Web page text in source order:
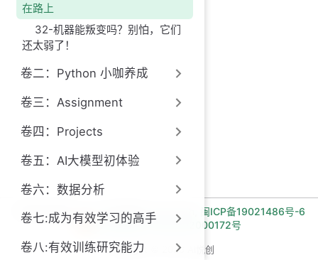
在路上
32-机器能叛变吗？别怕，它们
还太弱了！
卷二：Python 小咖养成
卷三：Assignment
卷四：Projects
卷五：AI大模型初体验
卷六：数据分析
卷七:成为有效学习的高手
卷八:有效训练研究能力
长期招收编程一对一学员!微信:Jiabcdefh,
闽ICP备19021486号-6
闽公网安备 35030502000172号
Copyright © 2026 AI悦创